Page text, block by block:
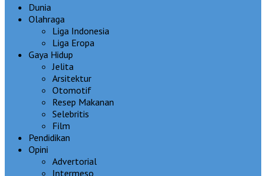
Dunia
Olahraga
Liga Indonesia
Liga Eropa
Gaya Hidup
Jelita
Arsitektur
Otomotif
Resep Makanan
Selebritis
Film
Pendidikan
Opini
Advertorial
Intermeso